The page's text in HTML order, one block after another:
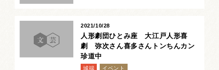
2021/10/28
人形劇団ひとみ座 大江戸人形喜
劇 弥次さん喜多さんトンちんカン
珍道中
城端 イベント